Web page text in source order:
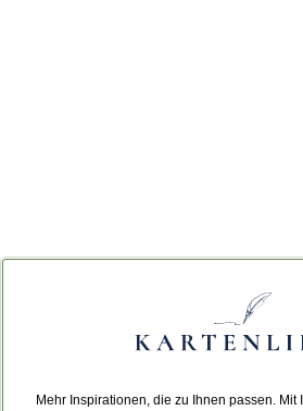
Mehr Inspirationen, die zu Ihnen passen. Mit